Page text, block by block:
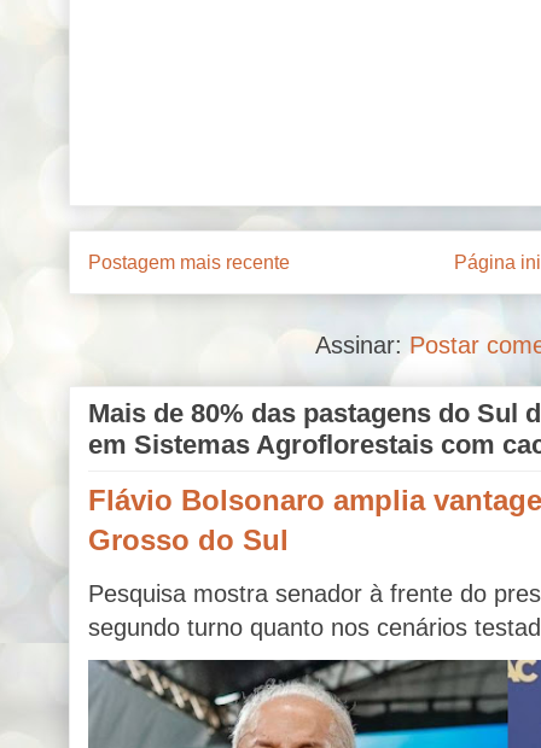
Postagem mais recente Página
Assinar: Postar
Mais de 80% das pastagens do Sul
em Sistemas Agroflorestais com
Flávio Bolsonaro amplia
Grosso do Sul
Pesquisa mostra senador à frente do
segundo turno quanto nos cenários